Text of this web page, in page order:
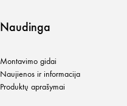
Naudinga
Montavimo gidai
Naujienos ir informacija
Produktų aprašymai